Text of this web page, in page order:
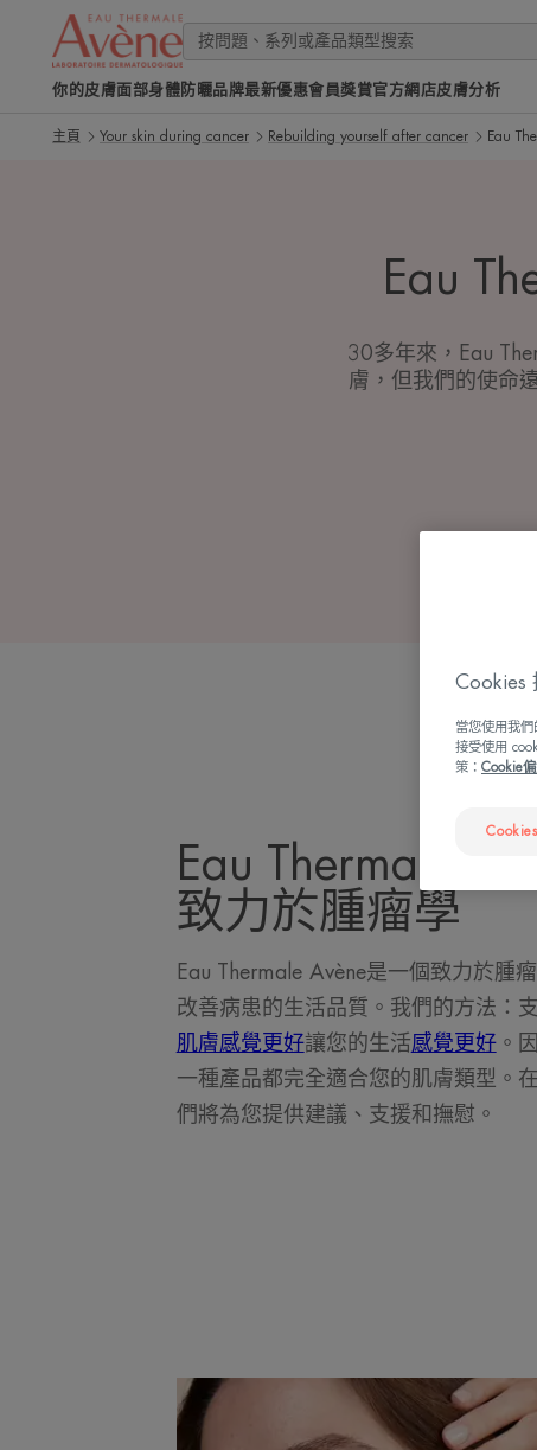
你的皮膚面部身體防曬品牌最新優惠會員獎賞官方網店皮膚分析
主頁 Your skin during cancer Rebuilding yourself after cancer Eau
Eau
30多年來，Eau
膚，但我們的使命
Eau Thermale
致力於腫瘤學
Eau Thermale Avène是一個致力於腫
改善病患的生活品質。我們的方法：
肌膚感覺更好讓您的生活感覺更好。
一種產品都完全適合您的肌膚類型。
們將為您提供建議、支援和撫慰。
Cookies
當您使用我
接受使用
策： Cookie